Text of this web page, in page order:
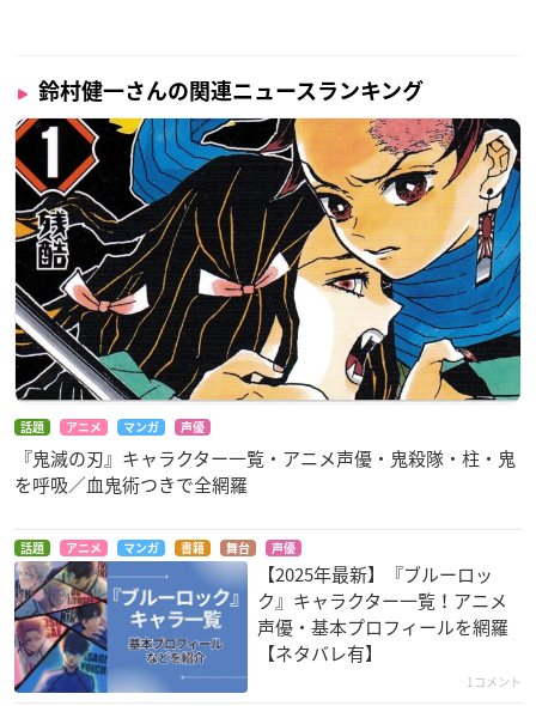
鈴村健一さんの関連ニュースランキング
話題 アニメ マンガ 声優
『鬼滅の刃』キャラクター一覧・アニメ声優・鬼殺隊・柱・鬼
を呼吸／血鬼術つきで全網羅
話題 アニメ マンガ 書籍 舞台 声優
【2025年最新】『ブルーロッ
ク』キャラクター一覧！アニメ
声優・基本プロフィールを網羅
【ネタバレ有】
1コメント